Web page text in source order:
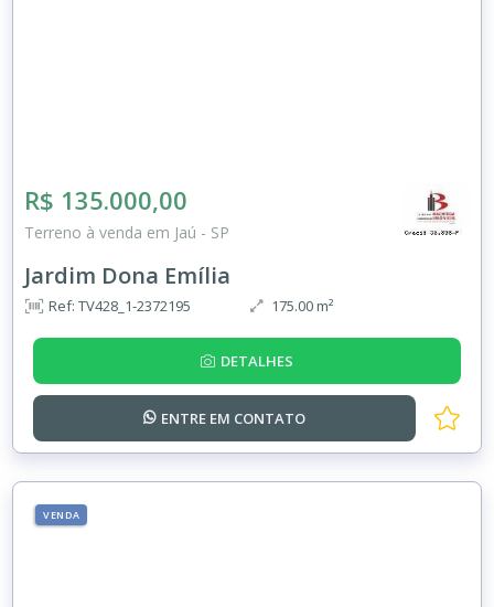
R$ 135.000,00
Terreno à venda em Jaú - SP
Jardim Dona Emília
Ref: TV428_1-2372195 175.00 m²
DETALHES
ENTRE EM CONTATO
VENDA